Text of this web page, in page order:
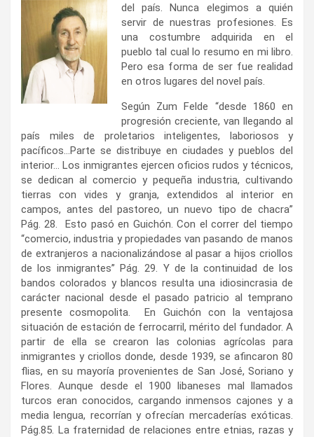
del país. Nunca elegimos a quién
servir de nuestras profesiones. Es
una costumbre adquirida en el
pueblo tal cual lo resumo en mi libro.
Pero esa forma de ser fue realidad
en otros lugares del novel país.
Según Zum Felde “desde 1860 en
progresión creciente, van llegando al
país miles de proletarios inteligentes, laboriosos y
pacíficos…Parte se distribuye en ciudades y pueblos del
interior… Los inmigrantes ejercen oficios rudos y técnicos,
se dedican al comercio y pequeña industria, cultivando
tierras con vides y granja, extendidos al interior en
campos, antes del pastoreo, un nuevo tipo de chacra”
Pág. 28. Esto pasó en Guichón. Con el correr del tiempo
“comercio, industria y propiedades van pasando de manos
de extranjeros a nacionalizándose al pasar a hijos criollos
de los inmigrantes” Pág. 29. Y de la continuidad de los
bandos colorados y blancos resulta una idiosincrasia de
carácter nacional desde el pasado patricio al temprano
presente cosmopolita. En Guichón con la ventajosa
situación de estación de ferrocarril, mérito del fundador. A
partir de ella se crearon las colonias agrícolas para
inmigrantes y criollos donde, desde 1939, se afincaron 80
flias, en su mayoría provenientes de San José, Soriano y
Flores. Aunque desde el 1900 libaneses mal llamados
turcos eran conocidos, cargando inmensos cajones y a
media lengua, recorrían y ofrecían mercaderías exóticas.
Pág.85. La fraternidad de relaciones entre etnias, razas y